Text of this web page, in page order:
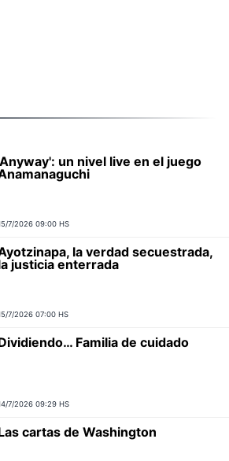
un nivel live en el juego
7/2026 09:00 HS
la verdad secuestrada,
justicia enterrada
7/2026 07:00 HS
Familia de cuidado
7/2026 09:29 HS
cartas de Washington